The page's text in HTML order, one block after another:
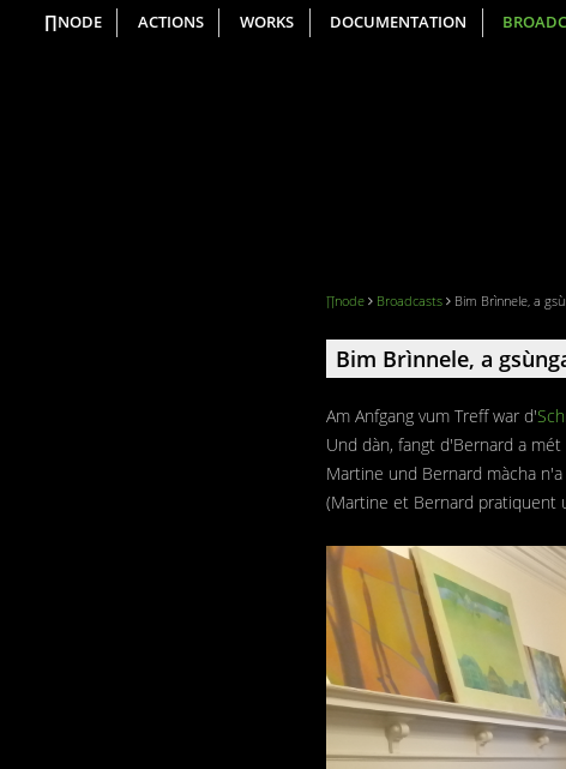
∏NODE ACTIONS WORKS DOCUMENTATION
∏node Broadcasts Bim Brìnnele, a
Bim Brìnnele, a
Am Anfgang vum Treff war d'
Und dàn, fangt d'Bernard a mét
Martine und Bernard màcha
(Martine et Bernard pratiquent